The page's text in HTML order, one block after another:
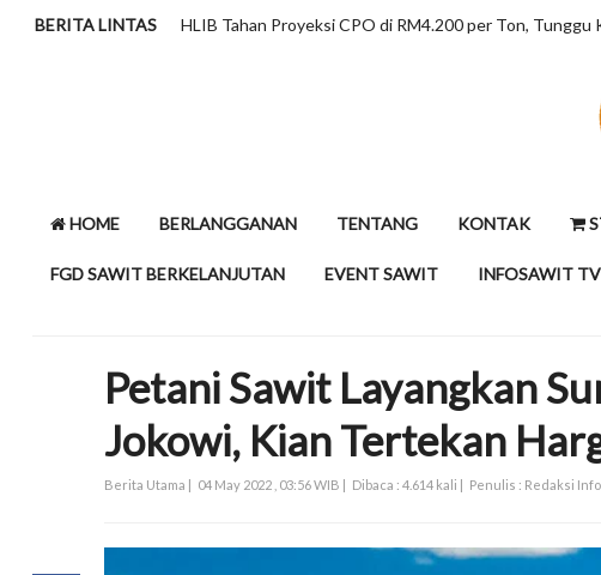
BERITA LINTAS Minyak Sawit dan Kolesterol, Meluruskan Persepsi
HOME BERLANGGANAN TENTANG KONTAK
FGD SAWIT BERKELANJUTAN EVENT SAWIT INFOSAWIT TV
Petani Sawit Layangkan
Jokowi, Kian Tertekan
Berita Utama | 04 May 2022 , 03:56 WIB | Dibaca : 4.614 kali | Penulis : Redaksi